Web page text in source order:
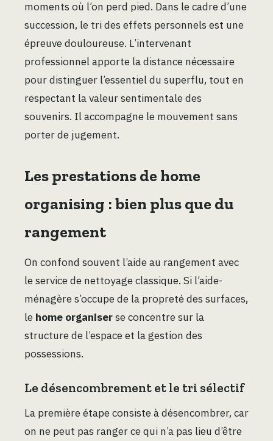
moments où l’on perd pied. Dans le cadre d’une
succession, le tri des effets personnels est une
épreuve douloureuse. L’intervenant
professionnel apporte la distance nécessaire
pour distinguer l’essentiel du superflu, tout en
respectant la valeur sentimentale des
souvenirs. Il accompagne le mouvement sans
porter de jugement.
Les prestations de home
organising : bien plus que du
rangement
On confond souvent l’aide au rangement avec
le service de nettoyage classique. Si l’aide-
ménagère s’occupe de la propreté des surfaces,
le home organiserse concentre sur la
structure de l’espace et la gestion des
possessions.
Le désencombrement et le tri sélectif
La première étape consiste à désencombrer, car
on ne peut pas ranger ce qui n’a pas lieu d’être